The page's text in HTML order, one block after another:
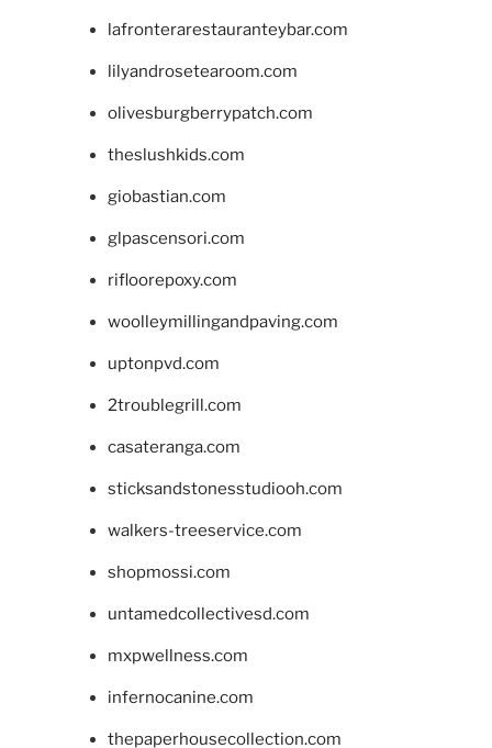
lafronterarestauranteybar.com
lilyandrosetearoom.com
olivesburgberrypatch.com
theslushkids.com
giobastian.com
glpascensori.com
rifloorepoxy.com
woolleymillingandpaving.com
uptonpvd.com
2troublegrill.com
casateranga.com
sticksandstonesstudiooh.com
walkers-treeservice.com
shopmossi.com
untamedcollectivesd.com
mxpwellness.com
infernocanine.com
thepaperhousecollection.com